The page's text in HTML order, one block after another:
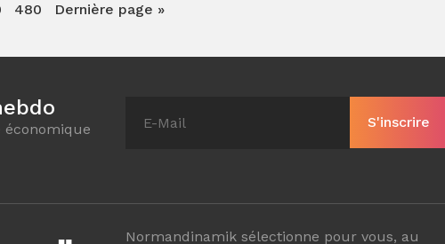
480 Dernière page »
économique
Normandinamik sélectionne pour vous, au